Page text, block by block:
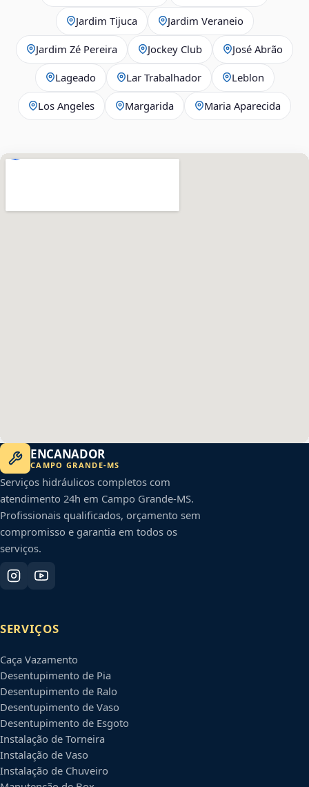
Jardim Tijuca Jardim Veraneio
Jardim Zé Pereira Jockey Club José Abrão
Lageado Lar Trabalhador Leblon
Los Angeles Margarida Maria Aparecida
ENCANADOR
CAMPO GRANDE-MS
Serviços hidráulicos completos com
atendimento 24h em Campo Grande-MS.
Profissionais qualificados, orçamento sem
compromisso e garantia em todos os
serviços.
SERVIÇOS
Caça Vazamento
Desentupimento de Pia
Desentupimento de Ralo
Desentupimento de Vaso
Desentupimento de Esgoto
Instalação de Torneira
Instalação de Vaso
Instalação de Chuveiro